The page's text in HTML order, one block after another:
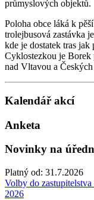
průmyslových objektů.
Poloha obce láká k
trolejbusová zastávka
kde je dostatek tras
Cyklostezkou je Borek
nad Vltavou a
Kalendář akcí
Anketa
Novinky na
Platný od: 31.7.2026
Volby do
2026